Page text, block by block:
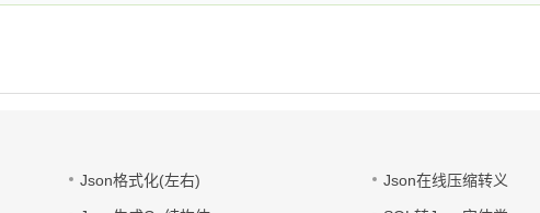
Json格式化(左右) Json在线压缩转义